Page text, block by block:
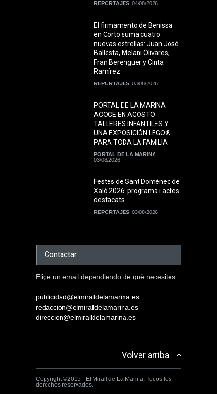
REPORTAJES 04/08/2026
El firmamento de Benissa
en Corto suma cuatro
nuevas estrellas: Juan José
Ballesta, Melani Olivares,
Fran Berenguer y Cinta
Ramírez
REPORTAJES 03/08/2026
PORTAL DE LA MARINA
ACOGE EN AGOSTO
TALLERES INFANTILES Y
UNA EXPOSICIÓN LEGO®
PARA TODA LA FAMILIA
PORTAL DE LA MARINA
03/08/2026
Festes de Sant Domènec de
Xaló 2026: programa i actes
destacats
REPORTAJES 03/08/2026
Contactar
Elige un email dependiendo de què necesites:
publicidad@elmiralldelamarina.es
redaccion@elmiralldelamarina.es
direccion@elmiralldelamarina.es
Volver arriba
Copyright ©2015 - El Mirall de La Marina. Todos los
derechos reservados.